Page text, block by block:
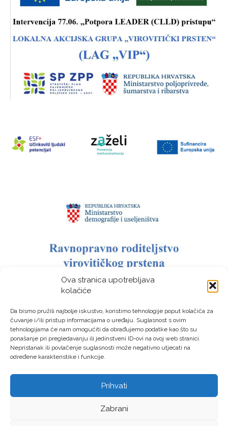
Ova stranica upotrebljava
kolačiće
Da bismo pružili najbolje iskustvo, koristimo tehnologije poput kolačića za
čuvanje i/ili pristup informacijama o uređaju. Suglasnost s ovim
tehnologijama će nam omogućiti da obrađujemo podatke kao što su
ponašanje pri pregledavanju ili jedinstveni ID-ovi na ovoj web stranici.
Nepristanak ili povlačenje suglasnosti može negativno utjecati na
određene karakteristike i funkcije.
Prihvati
Zabrani
LAG “Virovitički prsten” © Sva prava pridržana – Izrada:
LM DIGITAL